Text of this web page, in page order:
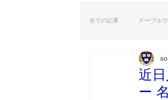
全ての記事 テーブル
お知
近
ー